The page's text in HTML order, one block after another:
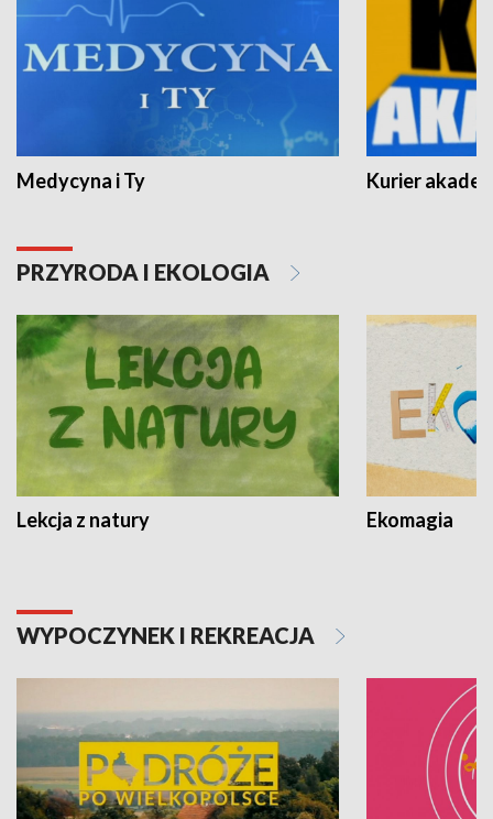
Medycyna i Ty Kurier
PRZYRODA I EKOLOGIA
Lekcja z natury Ekomagia
WYPOCZYNEK I REKREACJA